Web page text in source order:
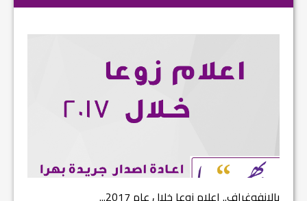
بالانفوغراف.. اعلام زوعا خلال عام 2017...